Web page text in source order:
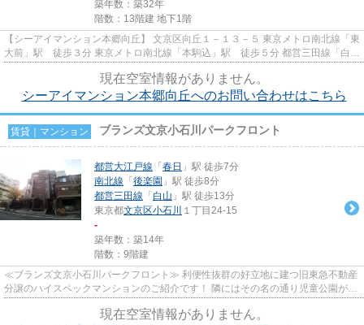
築年数：築32年
階数：13階建 地下1階
【シーアイマンション本郷向丘】 文京区向丘１－１３－５ 東京メトロ南北線「東
大前」駅 徒歩３分 東京メトロ南北線「本駒込」駅 徒歩５分 都営三田線「白
現在空室情報がありません。
シーアイマンション本郷向丘へのお問い合わせはこちら
賃貸｜マンション ブランズ文京小石川パークフロント
都営大江戸線 「 春日 」駅 徒歩7分
南北線 「 後楽園 」駅 徒歩8分
都営三田線 「 白山 」駅 徒歩13分
東京都文京区小石川 １丁目24-15
-
築年数：築14年
階数：9階建
≪ブランズ文京小石川パークフロント≫ 利便性抜群の好立地に建つ旧東急不動産
分譲のハイスペックマンションのご紹介です！ 隣にはその名の通り児童公園があ
現在空室情報がありません。